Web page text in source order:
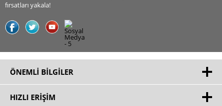
fırsatları yakala!
ÖNEMLI BILGILER
HIZLI ERIŞIM